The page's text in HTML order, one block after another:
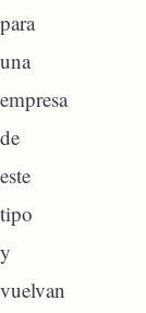
para
una
empresa
de
este
tipo
y
vuelvan